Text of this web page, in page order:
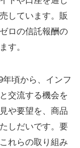
しています。販
ロの信託報酬の
す。
頃から、インフ
交流する機会を
や要望を、商品
しだいです。要
れらの取り組み